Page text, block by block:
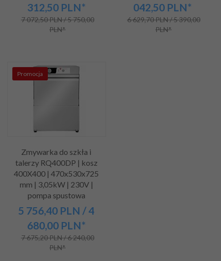
312,50 PLN*
7 072,50 PLN / 5 750,00
PLN*
042,50 PLN*
6 629,70 PLN / 5 390,00
PLN*
Promocja
Zmywarka do szkła i
talerzy RQ400DP | kosz
400X400 | 470x530x725
mm | 3,05kW | 230V |
pompa spustowa
5 756,40 PLN / 4
680,00 PLN*
7 675,20 PLN / 6 240,00
PLN*